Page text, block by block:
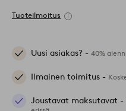
Tuoteilmoitus
Uusi asiakas? - 40%
Ilmainen toimitus -
Joustavat maksutavat -